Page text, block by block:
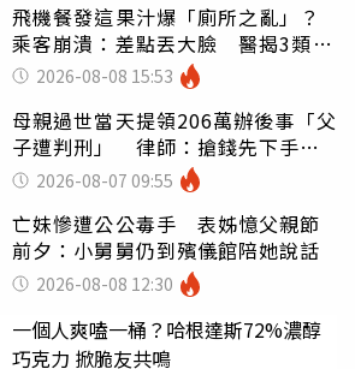
飛機餐發這果汁爆「廁所之亂」？
乘客崩潰：差點丟大臉 醫揭3類人
別亂喝
2026-08-08 15:53
母親過世當天提領206萬辦後事「父
子遭判刑」 律師：搶錢先下手是
罪 2026-08-07 09:55
亡妹慘遭公公毒手 表姊憶父親節
前夕：小舅舅仍到殯儀館陪她說話
2026-08-08 12:30
一個人爽嗑一桶？哈根達斯72%濃醇
巧克力 掀脆友共鳴